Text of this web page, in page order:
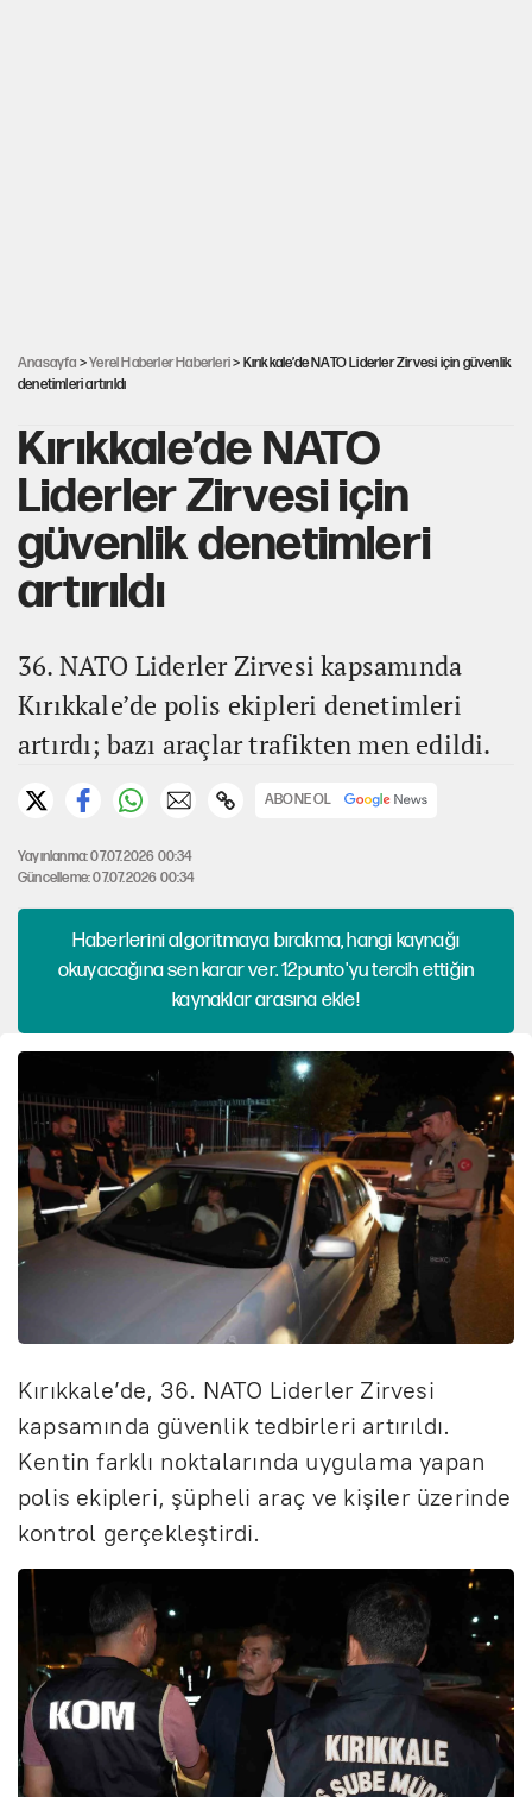
Anasayfa >Yerel Haberler Haberleri> Kırıkkale’de NATO Liderler Zirvesi için güvenlik
denetimleri artırıldı
Kırıkkale’de NATO
Liderler Zirvesi için
güvenlik denetimleri
artırıldı
36. NATO Liderler Zirvesi kapsamında
Kırıkkale’de polis ekipleri denetimleri
artırdı; bazı araçlar trafikten men edildi.
ABONE OL
Yayınlanma: 07.07.2026 00:34
Güncelleme: 07.07.2026 00:34
Haberlerini algoritmaya bırakma, hangi kaynağı
okuyacağına sen karar ver. 12punto'yu tercih ettiğin
kaynaklar arasına ekle!
Kırıkkale’de, 36. NATO Liderler Zirvesi
kapsamında güvenlik tedbirleri artırıldı.
Kentin farklı noktalarında uygulama yapan
polis ekipleri, şüpheli araç ve kişiler üzerinde
kontrol gerçekleştirdi.